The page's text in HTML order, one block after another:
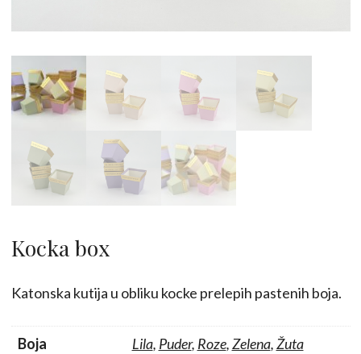
Kocka box
Katonska kutija u obliku kocke prelepih pastenih boja.
Boja Lila, Puder, Roze,Zelena,Žuta